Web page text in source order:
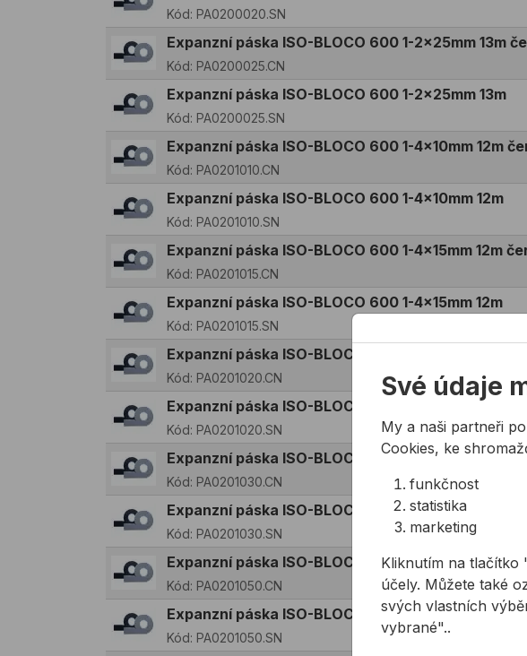
Kód: PA0200020.SN
Expanzní páska ISO-BLOCO 600 1-2x25mm 13m
Kód: PA0200025.CN
Expanzní páska ISO-BLOCO 600 1-2x25mm 13m
Kód: PA0200025.SN
Expanzní páska ISO-BLOCO 600 1-4x10mm 12m
Kód: PA0201010.CN
Expanzní páska ISO-BLOCO 600 1-4x10mm 12m
Kód: PA0201010.SN
Expanzní páska ISO-BLOCO 600 1-4x15mm 12m
Kód: PA0201015.CN
Expanzní páska ISO-BLOCO 600 1-4x15mm 12m
Kód: PA0201015.SN
Expanzní páska ISO-BLOCO 600 1-4x20mm 12m
Kód: PA0201020.CN
Expanzní páska ISO-BLOCO 600 1-4x20mm 12m
Kód: PA0201020.SN
Expanzní páska ISO-BLOCO 600 1-4x30mm 12m
Kód: PA0201030.CN
Expanzní páska ISO-BLOCO 600 1-4x30mm 12m
Kód: PA0201030.SN
Expanzní páska ISO-BLOCO 600 1-4x50mm 12m
Kód: PA0201050.CN
Expanzní páska ISO-BLOCO 600 1-4x50mm 12m
Kód: PA0201050.SN
Své údaje
My a naši partneři
Cookies, ke
funkčnost
statistika
marketing
Kliknutím na tlačítko
účely. Můžete také
svých vlastních
vybrané"..